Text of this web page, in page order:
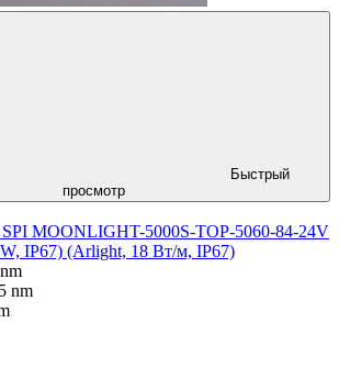
Быстрый
просмотр
SPI MOONLIGHT-5000S-TOP-5060-84-24V
IP67) (Arlight, 18 Вт/м, IP67)
nm